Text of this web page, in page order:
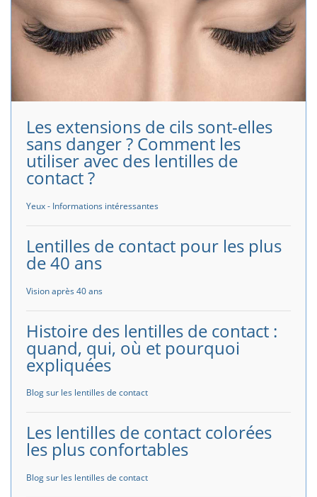
Les extensions de cils sont-elles
sans danger ? Comment les
utiliser avec des lentilles de
contact ?
Yeux - Informations intéressantes
Lentilles de contact pour les plus
de 40 ans
Vision après 40 ans
Histoire des lentilles de contact :
quand, qui, où et pourquoi
expliquées
Blog sur les lentilles de contact
Les lentilles de contact colorées
les plus confortables
Blog sur les lentilles de contact